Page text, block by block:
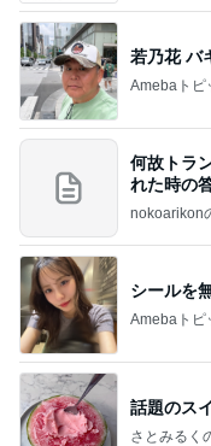
若乃花 バ
Amebaトピ
何故トラ
れた時の
nokoarikon
シールを
Amebaトピ
話題のス
さとみるく